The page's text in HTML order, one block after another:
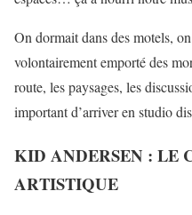
On dormait dans des motels,
volontairement emporté des
route, les paysages, les
important d’arriver en studio
KID ANDERSEN : LE
ARTISTIQUE